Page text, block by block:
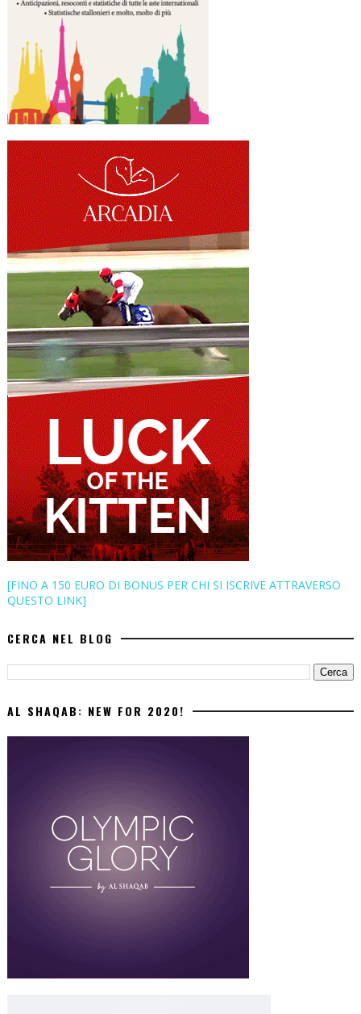
[FINO A 150 EURO DI BONUS PER CHI SI ISCRIVE ATTRAVERSO
QUESTO LINK]
CERCA NEL BLOG
AL SHAQAB: NEW FOR 2020!